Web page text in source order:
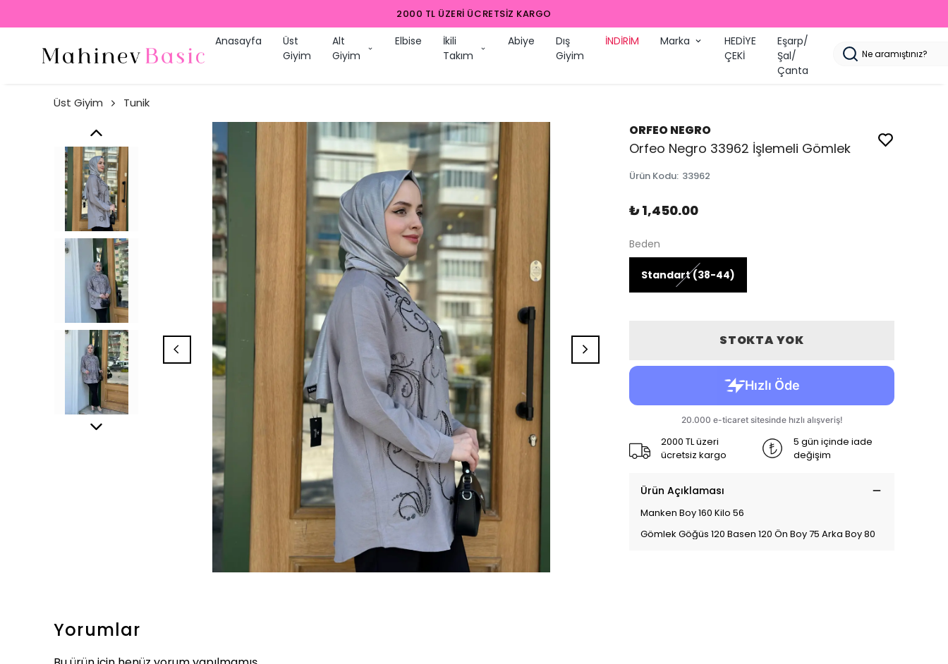
2000 TL ÜZERI ÜCRETSIZ KARGO
Anasayfa
Üst
Giyim
Alt
Giyim
Elbise
İkili
Takım
Abiye
Dış
Giyim
İNDİRİM Marka
HEDİYE
ÇEKİ
Eşarp/
Şal/
Çanta
Üst Giyim Tunik
ORFEO NEGRO
Orfeo Negro 33962 İşlemeli Gömlek
Ürün Kodu: 33962
₺ 1,450.00
Beden
Standart (38-44)
STOKTA YOK
2000 TL üzeri
ücretsiz kargo
5 gün içinde iade
değişim
Ürün Açıklaması
Manken Boy 160 Kilo 56
Gömlek Göğüs 120 Basen 120 Ön Boy 75 Arka Boy 80
Yorumlar